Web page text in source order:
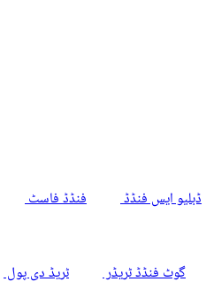
ڈبلیو ایس فنڈڈ فنڈڈ فاسٹ
گوٹ فنڈڈ ٹریڈر ٹریڈ دی پول